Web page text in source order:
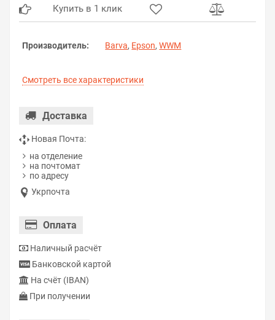
Купить в 1 клик
Производитель: Barva, Epson,WWM
Смотреть все характеристики
Доставка
Новая Почта:
на отделение
на почтомат
по адресу
Укрпочта
Оплата
Наличный расчёт
Банковской картой
На счёт (IBAN)
При получении